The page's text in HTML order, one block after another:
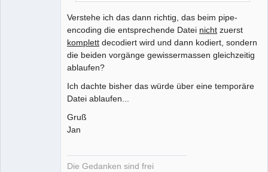
Verstehe ich das dann richtig, das beim pipe-
encoding die entsprechende Datei nicht zuerst
komplett decodiert wird und dann kodiert, sondern
die beiden vorgänge gewissermassen gleichzeitig
ablaufen?
Ich dachte bisher das würde über eine temporäre
Datei ablaufen...
Gruß
Jan
Die Gedanken sind frei